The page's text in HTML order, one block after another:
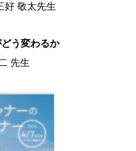
好 敬太先生
う変わるか
先生